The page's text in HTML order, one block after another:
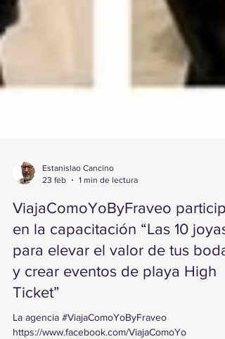
23 feb
1 min de lectura
ViajaComoYoByFraveo
en la capacitación “Las 10 joyas
para elevar el valor de tus
y crear eventos de playa High
Ticket”